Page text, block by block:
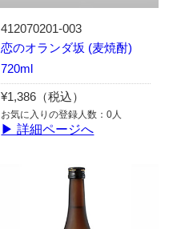
412070201-003
恋のオランダ坂 (麦焼酎)
720ml
¥1,386（税込）
お気に入りの登録人数：0人
▶ 詳細ページへ